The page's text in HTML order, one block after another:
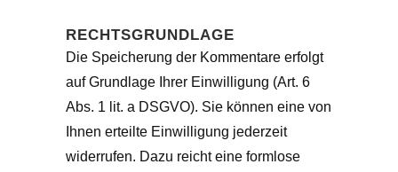
RECHTSGRUNDLAGE
Die Speicherung der Kommentare erfolgt
auf Grundlage Ihrer Einwilligung (Art. 6
Abs. 1 lit. a DSGVO). Sie können eine von
Ihnen erteilte Einwilligung jederzeit
widerrufen. Dazu reicht eine formlose